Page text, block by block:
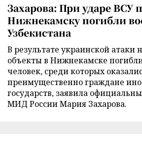
Захарова: При ударе ВСУ
Нижнекамску погибли
Узбекистана
В результате украинской атаки
объекты в Нижнекамске
человек, среди которых
преимущественно граждане
государств, заявила
МИД России Мария Захарова.